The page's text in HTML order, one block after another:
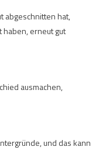
abgeschnitten hat,
erneut gut
ausmachen,
und das kann